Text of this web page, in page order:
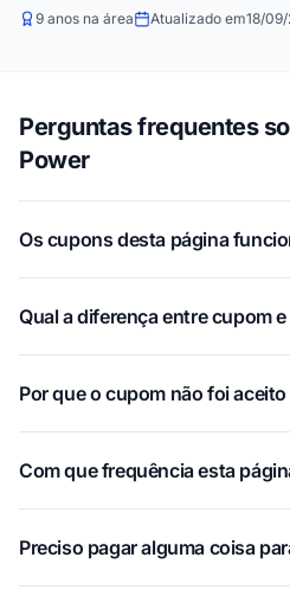
9 anos na área Atualizado em18/
Perguntas frequentes
Power
Os cupons desta página
Qual a diferença entre cupom
Por que o cupom não foi
Com que frequência esta
Preciso pagar alguma coisa